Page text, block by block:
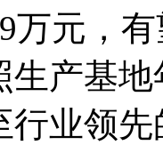
万元
生产基
行业领